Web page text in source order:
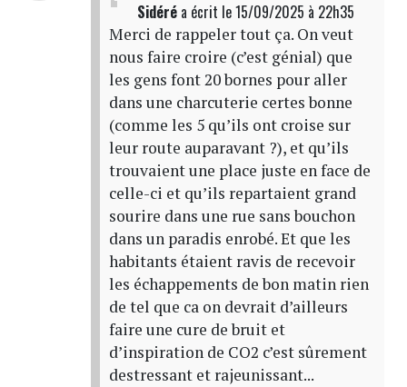
Sidéréa écrit le 15/09/2025 à 22h35
Merci de rappeler tout ça. On veut
nous faire croire (c’est génial) que
les gens font 20 bornes pour aller
dans une charcuterie certes bonne
(comme les 5 qu’ils ont croise sur
leur route auparavant ?), et qu’ils
trouvaient une place juste en face de
celle-ci et qu’ils repartaient grand
sourire dans une rue sans bouchon
dans un paradis enrobé. Et que les
habitants étaient ravis de recevoir
les échappements de bon matin rien
de tel que ca on devrait d’ailleurs
faire une cure de bruit et
d’inspiration de CO2 c’est sûrement
destressant et rajeunissant...